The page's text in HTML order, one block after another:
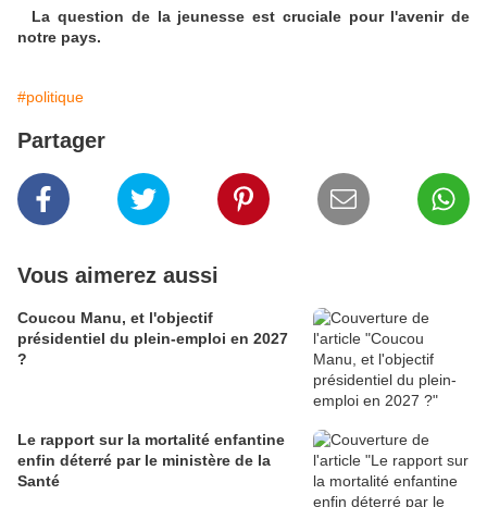
La question de la jeunesse est cruciale pour l'avenir de
notre pays.
#politique
Partager
Vous aimerez aussi
Coucou Manu, et l'objectif
présidentiel du plein-emploi en 2027
?
Le rapport sur la mortalité enfantine
enfin déterré par le ministère de la
Santé